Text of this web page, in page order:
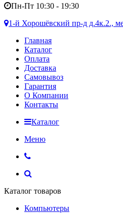
Пн-Пт 10:30 - 19:30
1-й Хорошёвский пр-д д.4к.2.,
Главная
Каталог
Оплата
Доставка
Самовывоз
Гарантия
О Компании
Контакты
Каталог
Меню
Каталог товаров
Компьютеры